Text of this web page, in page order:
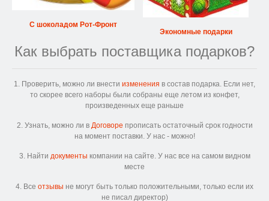
С шоколадом Рот-Фронт
Экономные подарки
Как выбрать поставщика подарков?
1. Проверить, можно ли внести изменения в состав подарка. Если нет,
то скорее всего наборы были собраны еще летом из конфет,
произведенных еще раньше
2. Узнать, можно ли в Договоре прописать остаточный срок годности
на момент поставки. У нас - можно!
3. Найти документы компании на сайте. У нас все на самом видном
месте
4. Все отзывы не могут быть только положительными, только если их
не писал директор)